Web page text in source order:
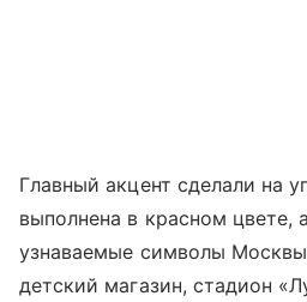
Главный акцент сделали на
выполнена в красном цвете,
узнаваемые символы
детский магазин, стадион